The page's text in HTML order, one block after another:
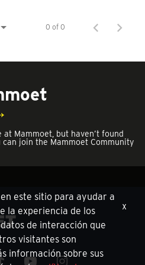
0 of 0
Mammoet, but haven’t found
join the Mammoet Community
este sitio para ayudar a
la experiencia de los
de interacción que
visitantes son
información sobre sus
x